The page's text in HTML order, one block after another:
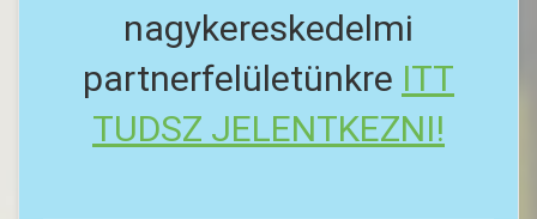
nagykereskedelmi
partnerfelületünkre ITT
TUDSZ JELENTKEZNI!